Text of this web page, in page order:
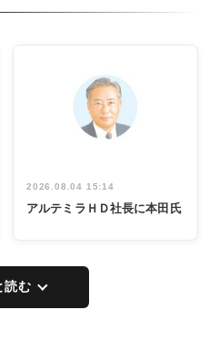
2026.08.04 15:14
アルテミラＨＤ社長に本田氏
読む